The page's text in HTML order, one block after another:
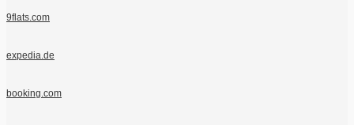
9flats.com
expedia.de
booking.com